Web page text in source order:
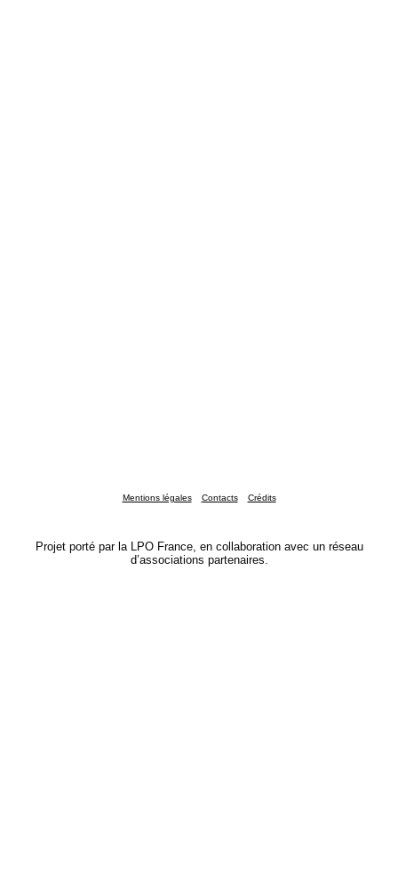
Mentions légales Contacts Crédits
Projet porté par la LPO France, en collaboration avec un réseau
d’associations partenaires.